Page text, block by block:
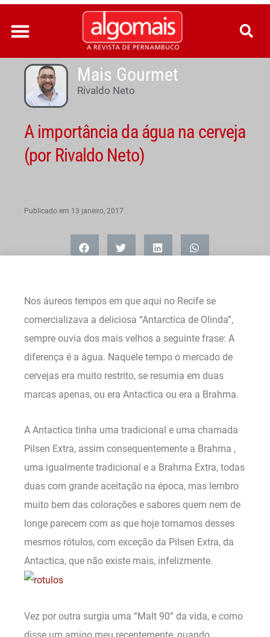
Ir
para
conteúdo
Mais Gourmet
Rivaldo Neto
A importância da água na cerveja
(por Rivaldo Neto)
Publicado em 13 janeiro, 2017
Nos áureos tempos em que aqui no Recife se
comercializava a deliciosa “Antarctica de Olinda”,
sempre ouvia dos mais velhos a seguinte frase: A
diferença é a água. Naquele tempo o mercado de
cervejas era muito restrito, se resumia em duas
marcas apenas, ou era Antactica ou era a Brahma.
A Antactica tinha uma tradicional e uma chamada
Pilsen Extra, assim consequentemente a Brahma ,
uma igualmente tradicional e a Brahma Extra, todas
duas com grande aceitação na época, mas lembro
muito bem das colorações e sabores quem nem de
longe parecem com as que hoje tomamos desses
mesmos rótulos, com exceção da Pilsen Extra, da
Antactica, que não existe mais, infelizmente.
Vez por outra surgia uma “Malt 90” da vida, e como